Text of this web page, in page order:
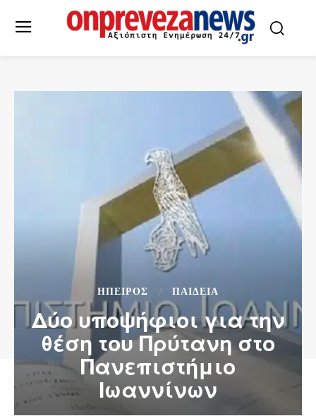
ΉΠΕΙΡΟΣ ΠΑΙΔΕΙΑ
Δύο υποψήφιοι για την
θέση του Πρύτανη στο
Πανεπιστήμιο
Ιωαννίνων